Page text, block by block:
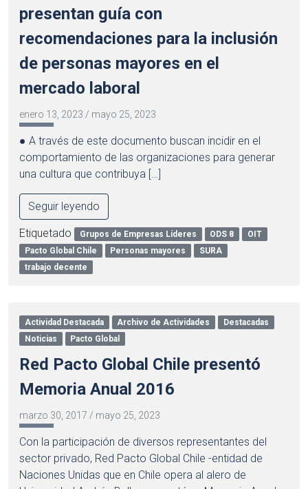
presentan guía con
recomendaciones para la inclusión
de personas mayores en el
mercado laboral
enero 13, 2023 / mayo 25, 2023
● A través de este documento buscan incidir en el
comportamiento de las organizaciones para generar
una cultura que contribuya […]
Seguir leyendo
Etiquetado Grupos de Empresas Líderes ODS 8
OIT
Pacto Global Chile
Personas mayores
SURA
trabajo decente
Actividad Destacada Archivo de Actividades
Destacadas
Noticias
Pacto Global
Red Pacto Global Chile presentó
Memoria Anual 2016
marzo 30, 2017 / mayo 25, 2023
Con la participación de diversos representantes del
sector privado, Red Pacto Global Chile -entidad de
Naciones Unidas que en Chile opera al alero de